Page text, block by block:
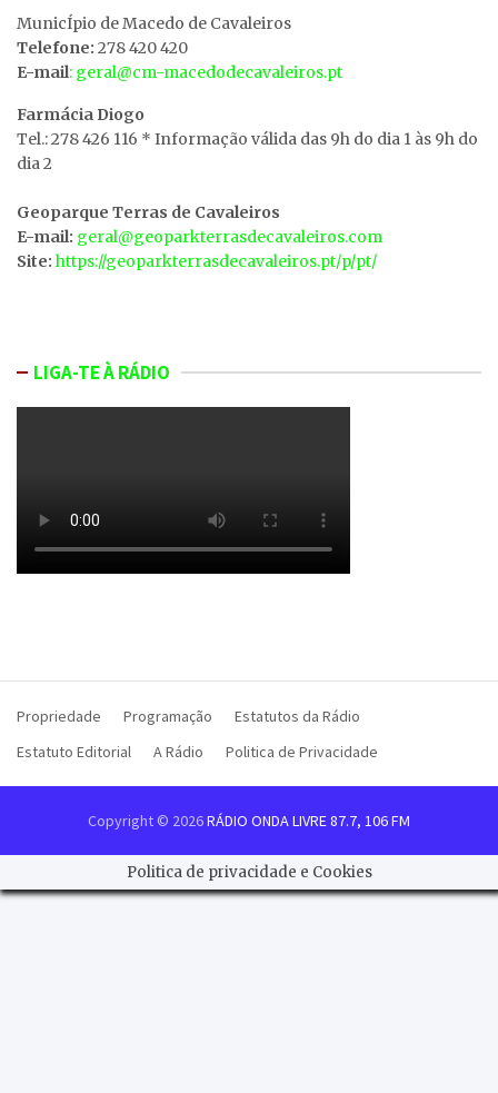
MunicÍpio de Macedo de Cavaleiros
Telefone: 278 420 420
E-mail: geral@cm-macedodecavaleiros.pt
Farmácia Diogo
Tel.: 278 426 116 * Informação válida das 9h do dia 1 às 9h do
dia 2
Geoparque Terras de Cavaleiros
E-mail: geral@geoparkterrasdecavaleiros.com
Site: https://geoparkterrasdecavaleiros.pt/p/pt/
LIGA-TE À RÁDIO
Propriedade Programação
Estatutos da Rádio
Estatuto Editorial
A Rádio Politica de Privacidade
Copyright © 2026RÁDIO ONDA LIVRE 87.7, 106 FM
Politica de privacidade e Cookies